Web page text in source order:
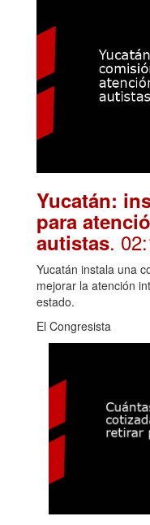
Yucatán:
para
autistas.
Yucatán instala una
mejorar la atención
estado.
El Congresista